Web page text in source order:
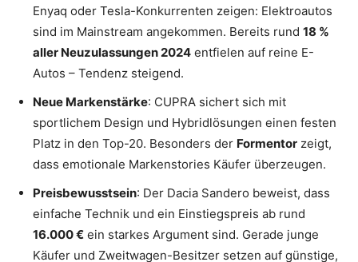
Enyaq oder Tesla-Konkurrenten zeigen: Elektroautos
sind im Mainstream angekommen. Bereits rund 18 %
aller Neuzulassungen 2024 entfielen auf reine E-
Autos – Tendenz steigend.
Neue Markenstärke: CUPRA sichert sich mit
sportlichem Design und Hybridlösungen einen festen
Platz in den Top-20. Besonders der Formentor zeigt,
dass emotionale Markenstories Käufer überzeugen.
Preisbewusstsein: Der Dacia Sandero beweist, dass
einfache Technik und ein Einstiegspreis ab rund
16.000 € ein starkes Argument sind. Gerade junge
Käufer und Zweitwagen-Besitzer setzen auf günstige,